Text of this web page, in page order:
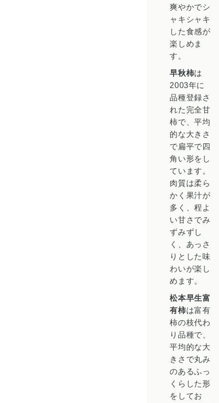
爽やかでシ
ャキシャキ
した食感が
楽しめま
す。
早秋柿は
2003年に
品種登録さ
れた完全甘
柿で、平均
的な大きさ
で扁平で四
角い形をし
ています。
肉質は柔ら
かく果汁が
多く、程よ
い甘さでみ
ずみずし
く、あっさ
りとした味
わいが楽し
めます。
松本早生富
有柿は富有
柿の枝代わ
り品種で、
平均的な大
きさで丸み
のあるふっ
くらした形
をしてお